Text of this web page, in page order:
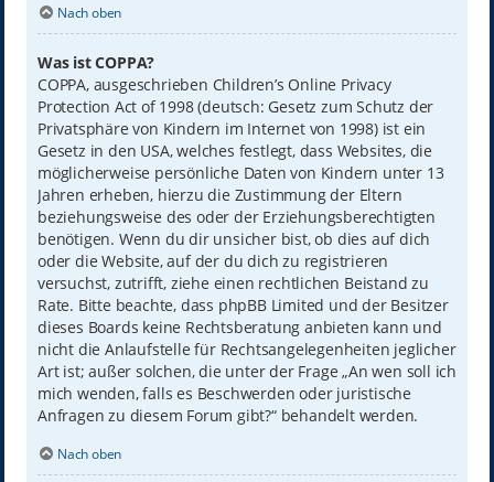
Nach oben
Was ist COPPA?
COPPA, ausgeschrieben Children’s Online Privacy
Protection Act of 1998 (deutsch: Gesetz zum Schutz der
Privatsphäre von Kindern im Internet von 1998) ist ein
Gesetz in den USA, welches festlegt, dass Websites, die
möglicherweise persönliche Daten von Kindern unter 13
Jahren erheben, hierzu die Zustimmung der Eltern
beziehungsweise des oder der Erziehungsberechtigten
benötigen. Wenn du dir unsicher bist, ob dies auf dich
oder die Website, auf der du dich zu registrieren
versuchst, zutrifft, ziehe einen rechtlichen Beistand zu
Rate. Bitte beachte, dass phpBB Limited und der Besitzer
dieses Boards keine Rechtsberatung anbieten kann und
nicht die Anlaufstelle für Rechtsangelegenheiten jeglicher
Art ist; außer solchen, die unter der Frage „An wen soll ich
mich wenden, falls es Beschwerden oder juristische
Anfragen zu diesem Forum gibt?“ behandelt werden.
Nach oben